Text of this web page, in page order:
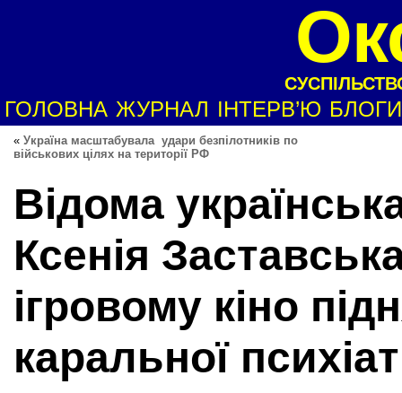
ГОЛОВНА ЖУРНАЛ ІНТЕРВ’Ю БЛОГИ
« Україна масштабувала удари безпілотників по
військових цілях на території РФ
Відома
Ксенія
ігровому кіно
каральної